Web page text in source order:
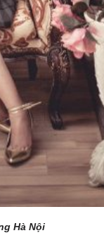
Hà Nội